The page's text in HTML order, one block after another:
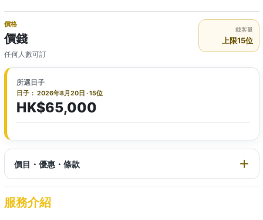
價格
價錢
任何人數可訂
載客量
上限15位
所選日子
日子： 2026年8月20日 · 15位
HK$65,000
價目・優惠・條款
服務介紹